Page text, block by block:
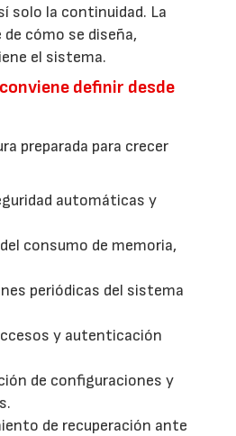
solo la continuidad. La
cómo se diseña,
el sistema.
definir desde
preparada para crecer
automáticas y
consumo de memoria,
periódicas del sistema
y autenticación
de configuraciones y
de recuperación ante